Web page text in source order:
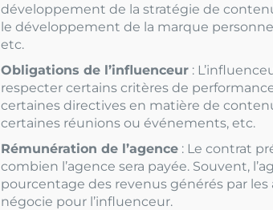
développement de la stratégie de
le développement de la marque
etc.
Obligations de l’influenceur:
respecter certains critères de
certaines directives en matière de
certaines réunions ou événements, etc.
Rémunération de l’agence: Le contrat
combien l’agence sera payée. Souvent,
pourcentage des revenus générés par les
négocie pour l’influenceur.